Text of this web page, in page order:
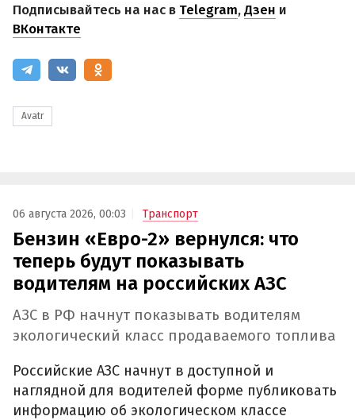
Подписывайтесь на нас в Telegram,Дзен и
ВКонтакте
Avatr
06 августа 2026, 00:03 Транспорт
Бензин «Евро-2» вернулся: что
теперь будут показывать
водителям на российских АЗС
АЗС в РФ начнут показывать водителям
экологический класс продаваемого топлива
Российские АЗС начнут в доступной и
наглядной для водителей форме публиковать
информацию об экологическом классе